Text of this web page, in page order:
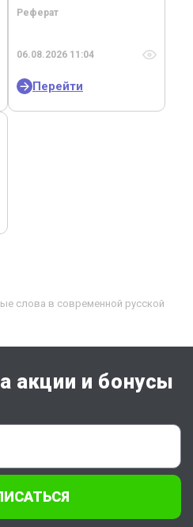
Реферат
06.08.2026 11:04
Перейти
слова в современной русской
акции и бонусы